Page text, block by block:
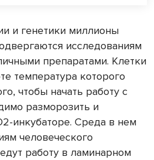
и генетики миллионы
исследованиям
препаратами. Клетки
температура которого
чтобы начать работу с
разморозить и
инкубаторе. Среда в нем
человеческого
работу в ламинарном